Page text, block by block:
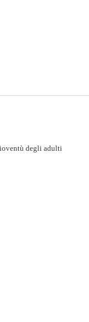
degli adulti